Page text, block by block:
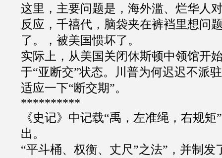
这里，主要问题是，海外滥、烂华人
反应，千禧代，脑袋夹在裤裆里想问
了。，被美国惯坏了。
实际上，从美国关闭休斯顿中领馆开
于“亚断交”状态。川普为何迟迟不派
适应一下“断交期”。
**********
《史记》中记载“禹，左准绳，右规矩
出。
“平斗桶、权衡、丈尺”之法” ，并制